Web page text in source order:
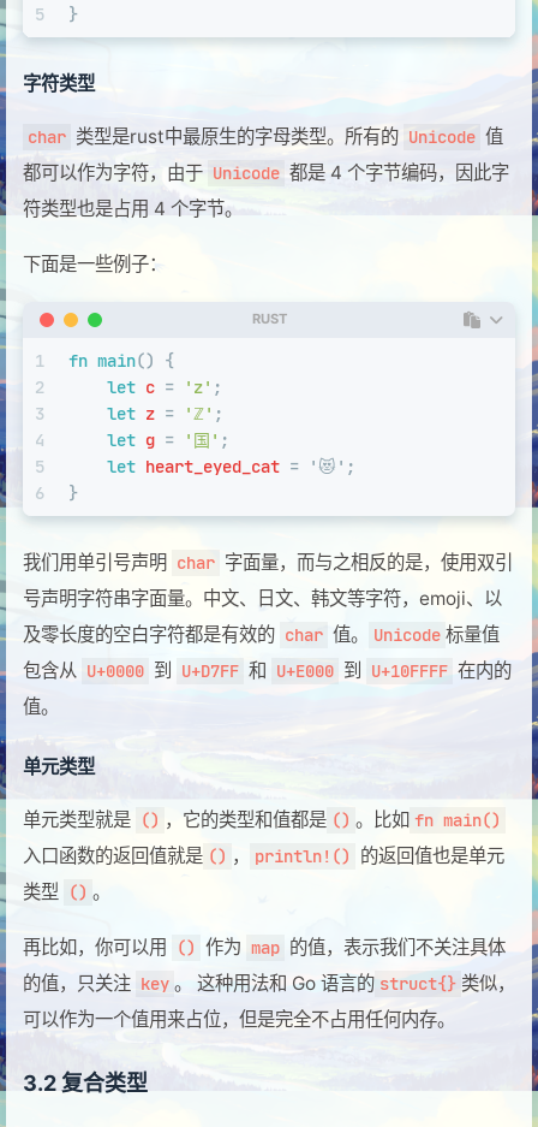
5
}
字符类型
char 类型是rust中最原生的字母类型。所有的 Unicode 值
都可以作为字符，由于 Unicode 都是 4 个字节编码，因此字
符类型也是占用 4 个字节。
下面是一些例子：
RUST
1
2
3
4
5
6
fn main() {
let c = 'z' ;
let z = 'ℤ' ;
let g = '国' ;
let heart_eyed_cat = '😻';
}
我们用单引号声明 char 字面量，而与之相反的是，使用双引
号声明字符串字面量。中文、日文、韩文等字符，emoji、以
及零长度的空白字符都是有效的 char 值。 Unicode 标量值
包含从 U+0000 到 U+D7FF 和 U+E000 到 U+10FFFF 在内的
值。
单元类型
单元类型就是 () ，它的类型和值都是 () 。比如 fn main()
入口函数的返回值就是 () ， println!()
的返回值也是单元
类型
() 。
再比如，你可以用 () 作为 map 的值，表示我们不关注具体
的值，只关注 key 。 这种用法和 Go 语言的 struct{} 类似，
可以作为一个值用来占位，但是完全不占用任何内存。
3.2 复合类型